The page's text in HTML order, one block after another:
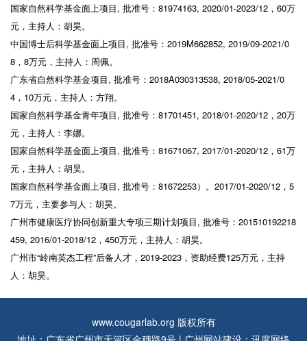
国家自然科学基金面上项目, 批准号：81974163, 2020/01-2023/12，60万
元，主持人：胡昊。
中国博士后科学基金面上项目, 批准号：2019M662852, 2019/09-2021/0
8，8万元，主持人：周佩。
广东省自然科学基金项目, 批准号：2018A030313538, 2018/05-2021/0
4，10万元，主持人：方翔。
国家自然科学基金青年项目, 批准号：81701451, 2018/01-2020/12，20万
元，主持人：李娜。
国家自然科学基金面上项目, 批准号：81671067, 2017/01-2020/12，61万
元，主持人：胡昊。
国家自然科学基金面上项目, 批准号：81672253）。2017/01-2020/12，5
7万元，主要参与人：胡昊。
广州市健康医疗协同创新重大专项三期计划项目, 批准号：201510192218
459, 2016/01-2018/12，450万元，主持人：胡昊。
广州市“岭南英杰工程”后备人才，2019-2023，资助经费125万元，主持
人：胡昊。
www.cougarlab.org 版权所有